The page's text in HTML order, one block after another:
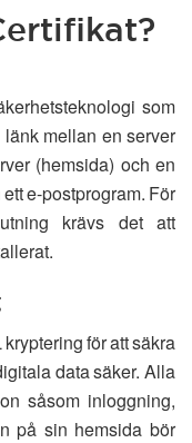
som
mellan en server
(hemsida) och en
e-postprogram. För
krävs det att
för att säkra
data säker. Alla
såsom inloggning,
på sin hemsida bör